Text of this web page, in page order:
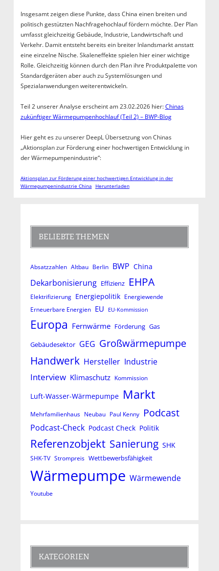
Insgesamt zeigen diese Punkte, dass China einen breiten und
politisch gestützten Nachfragehochlauf fördern möchte. Der Plan
umfasst gleichzeitig Gebäude, Industrie, Landwirtschaft und
Verkehr. Damit entsteht bereits ein breiter Inlandsmarkt anstatt
eine einzelne Nische. Skaleneffekte spielen hier einer wichtige
Rolle. Gleichzeitig können durch den Plan ihre Produktpalette von
Standardgeräten aber auch zu Systemlösungen und
Spezialanwendungen weiterentwickeln.
Teil 2 unserer Analyse erscheint am 23.02.2026 hier:Chinas
zukünftiger Wärmepumpenhochlauf (Teil 2) – BWP-Blog
Hier geht es zu unserer DeepL Übersetzung von Chinas
„Aktionsplan zur Förderung einer hochwertigen Entwicklung in
der Wärmepumpenindustrie“:
Aktionsplan zur Förderung einer hochwertigen Entwicklung in der
Wärmepumpenindustrie China
Herunterladen
BELIEBTE THEMEN
Absatzzahlen Altbau Berlin BWP China
Dekarbonisierung Effizienz EHPA
Elektrifizierung Energiepolitik Energiewende
Erneuerbare Energien EU EU-Kommission
Europa Fernwärme Förderung Gas
Gebäudesektor GEG Großwärmepumpe
Handwerk Hersteller Industrie
Interview Klimaschutz Kommission
Luft-Wasser-Wärmepumpe Markt
Mehrfamilienhaus Neubau Paul Kenny Podcast
Podcast-Check Podcast Check Politik
Referenzobjekt Sanierung SHK
SHK-TV Strompreis Wettbewerbsfähigkeit
Wärmepumpe Wärmewende
Youtube
KATEGORIEN